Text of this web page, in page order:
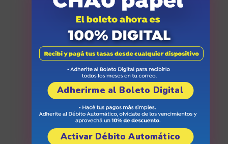
Adherirme al Boleto Digital
Activar Débito Automático